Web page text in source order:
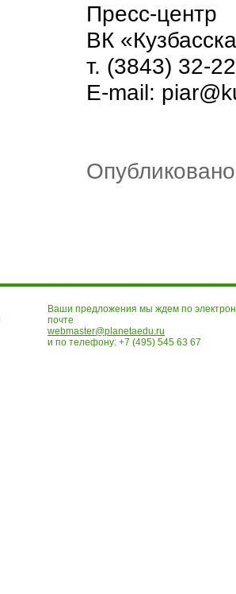
Пресс-центр
ВК
т. (3843) 32-
E-mail:
Ваши предложения мы ждем по
почте
webmaster@planetaedu.ru
и по телефону: +7 (495) 545 63 67